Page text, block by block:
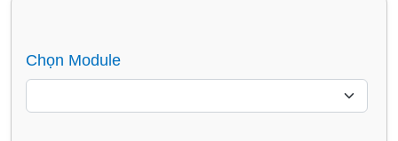
Chọn Module